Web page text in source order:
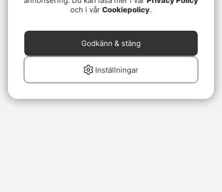
och i vår Cookiepolicy.
Inställningar
Godkänn & stäng